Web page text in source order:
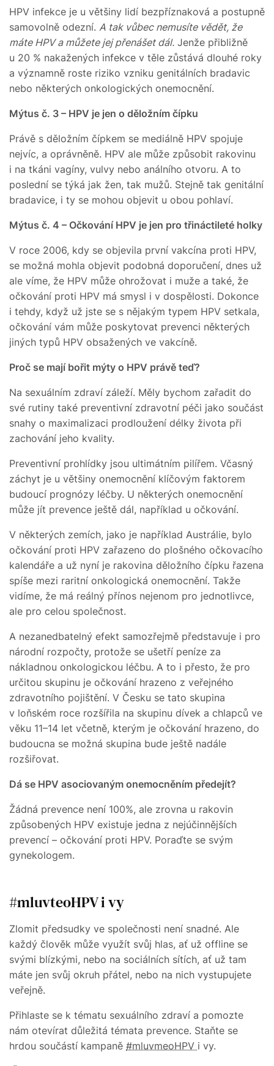
HPV infekce je u většiny lidí bezpříznaková a postupně
samovolně odezní. A tak vůbec nemusíte vědět, že
máte HPV a můžete jej přenášet dál. Jenže přibližně
u 20 % nakažených infekce v těle zůstává dlouhé roky
a významně roste riziko vzniku genitálních bradavic
nebo některých onkologických onemocnění.
Mýtus č. 3 – HPV je jen o děložním čípku
Právě s děložním čípkem se mediálně HPV spojuje
nejvíc, a oprávněně. HPV ale může způsobit rakovinu
i na tkáni vagíny, vulvy nebo análního otvoru. A to
poslední se týká jak žen, tak mužů. Stejně tak genitální
bradavice, i ty se mohou objevit u obou pohlaví.
Mýtus č. 4 – Očkování HPV je jen pro třináctileté holky
V roce 2006, kdy se objevila první vakcína proti HPV,
se možná mohla objevit podobná doporučení, dnes už
ale víme, že HPV může ohrožovat i muže a také, že
očkování proti HPV má smysl i v dospělosti. Dokonce
i tehdy, když už jste se s nějakým typem HPV setkala,
očkování vám může poskytovat prevenci některých
jiných typů HPV obsažených ve vakcíně.
Proč se mají bořit mýty o HPV právě teď?
Na sexuálním zdraví záleží. Měly bychom zařadit do
své rutiny také preventivní zdravotní péči jako součást
snahy o maximalizaci prodloužení délky života při
zachování jeho kvality.
Preventivní prohlídky jsou ultimátním pilířem. Včasný
záchyt je u většiny onemocnění klíčovým faktorem
budoucí prognózy léčby. U některých onemocnění
může jít prevence ještě dál, například u očkování.
V některých zemích, jako je například Austrálie, bylo
očkování proti HPV zařazeno do plošného očkovacího
kalendáře a už nyní je rakovina děložního čípku řazena
spíše mezi raritní onkologická onemocnění. Takže
vidíme, že má reálný přínos nejenom pro jednotlivce,
ale pro celou společnost.
A nezanedbatelný efekt samozřejmě představuje i pro
národní rozpočty, protože se ušetří peníze za
nákladnou onkologickou léčbu. A to i přesto, že pro
určitou skupinu je očkování hrazeno z veřejného
zdravotního pojištění. V Česku se tato skupina
v loňském roce rozšířila na skupinu dívek a chlapců ve
věku 11–14 let včetně, kterým je očkování hrazeno, do
budoucna se možná skupina bude ještě nadále
rozšiřovat.
Dá se HPV asociovaným onemocněním předejít?
Žádná prevence není 100%, ale zrovna u rakovin
způsobených HPV existuje jedna z nejúčinnějších
prevencí – očkování proti HPV. Poraďte se svým
gynekologem.
#mluvteoHPV i vy
Zlomit předsudky ve společnosti není snadné. Ale
každý člověk může využít svůj hlas, ať už offline se
svými blízkými, nebo na sociálních sítích, ať už tam
máte jen svůj okruh přátel, nebo na nich vystupujete
veřejně.
Přihlaste se k tématu sexuálního zdraví a pomozte
nám otevírat důležitá témata prevence. Staňte se
hrdou součástí kampaně #mluvmeoHPV i vy.